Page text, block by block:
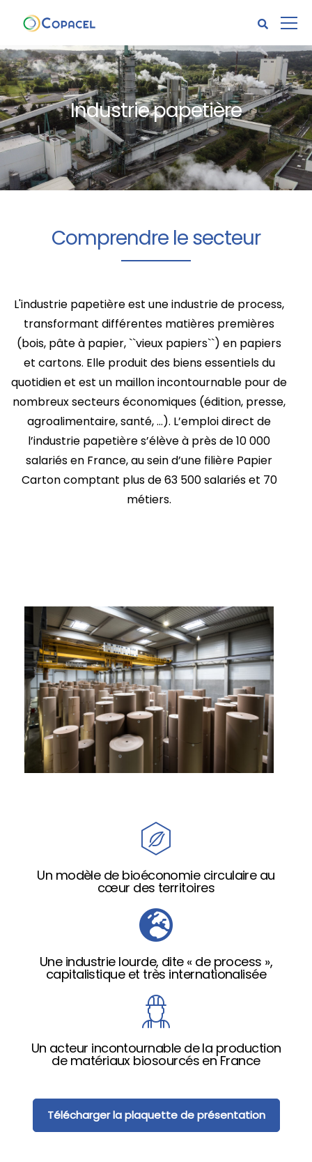
Industrie papetière
Comprendre le secteur
L'industrie papetière est une industrie de process,
transformant différentes matières premières
(bois, pâte à papier, ``vieux papiers``) en papiers
et cartons. Elle produit des biens essentiels du
quotidien et est un maillon incontournable pour de
nombreux secteurs économiques (édition, presse,
agroalimentaire, santé, …). L’emploi direct de
l’industrie papetière s’élève à près de 10 000
salariés en France, au sein d’une filière Papier
Carton comptant plus de 63 500 salariés et 70
métiers.
Un modèle de bioéconomie circulaire au
cœur des territoires
Une industrie lourde, dite « de process »,
capitalistique et très internationalisée
Un acteur incontournable de la production
de matériaux biosourcés en France
Télécharger la plaquette de présentation